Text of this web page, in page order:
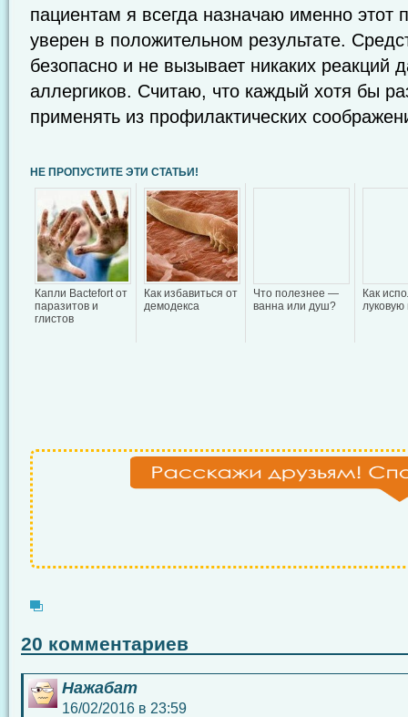
пациентам я всегда назначаю именно этот
уверен в положительном результате.
безопасно и не вызывает никаких реакций
аллергиков. Считаю, что каждый хотя бы
применять из профилактических
НЕ ПРОПУСТИТЕ ЭТИ СТАТЬИ!
Капли Bactefort от
паразитов и
глистов
Как избавиться от
демодекса
Что полезнее —
ванна или душ?
Как
20 комментариев
Нажабат
16/02/2016 в 23:59